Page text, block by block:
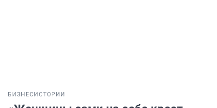
БИЗНЕС ИСТОРИИ